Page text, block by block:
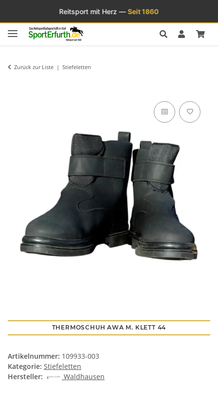
Reitsport mit Herz —Seit 1860
Zurück zur Liste Stiefeletten
THERMOSCHUH AWA M. KLETT 44
Artikelnummer: 109933-003
Kategorie: Stiefeletten
Hersteller:
Waldhausen